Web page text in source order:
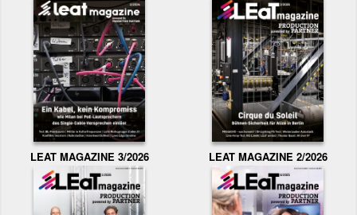
LEAT MAGAZINE 3/2026 LEAT MAGAZINE 2/2026